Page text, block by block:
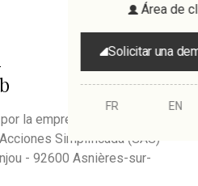
Área de
Solicitar una
FR EN
la empresa Keep it Smart
Simplificada (SAS)
- 92600 Asnières-sur-